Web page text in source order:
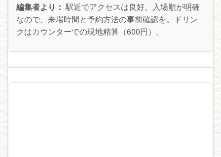
編集者より： 駅近でアクセスは良好。入場順が明確
なので、来場時間と予約方法の事前確認を。ドリン
クはカウンターでの現地精算（600円）。